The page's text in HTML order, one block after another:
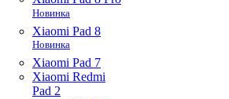
Новинка
Xiaomi Pad 8
Новинка
Xiaomi Pad 7
Xiaomi Redmi
Pad 2